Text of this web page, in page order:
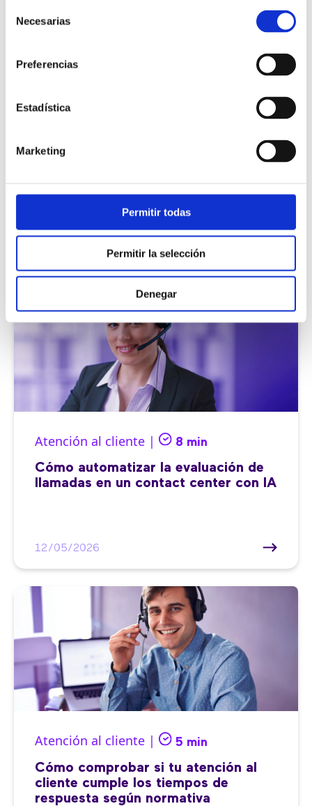
Necesarias
Preferencias
Estadística
Marketing
Permitir todas
Permitir la selección
Denegar
Atención al cliente | 8 min
Cómo automatizar la evaluación de
llamadas en un contact center con IA
12/05/2026
Atención al cliente | 5 min
Cómo comprobar si tu atención al
cliente cumple los tiempos de
respuesta según normativa